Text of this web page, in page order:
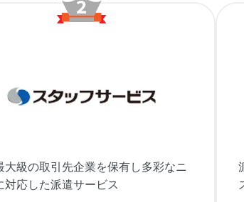
大級の取引先企業を保有し多彩なニ
対応した派遣サービス